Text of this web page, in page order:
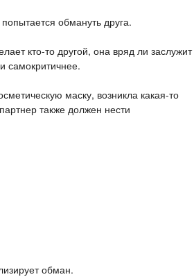
обмануть друга.
кто-то другой, она вряд ли заслужит
самокритичнее.
маску, возникла какая-то
также должен нести
обман.